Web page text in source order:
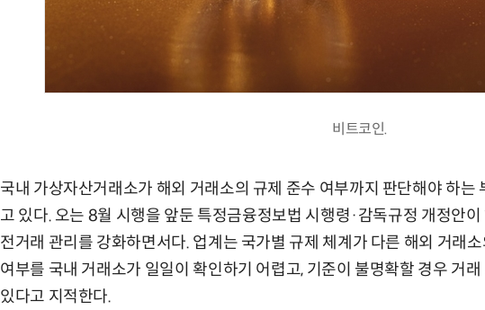
비트코인.
국내 가상자산거래소가 해외 거래소의 규제 준수 여부까지 판단해야 하는
고 있다. 오는 8월 시행을 앞둔 특정금융정보법 시행령·감독규정 개정안
전거래 관리를 강화하면서다. 업계는 국가별 규제 체계가 다른 해외 거래
여부를 국내 거래소가 일일이 확인하기 어렵고, 기준이 불명확할 경우 거
있다고 지적한다.